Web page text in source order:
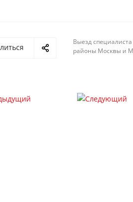
Выезд
районы Москвы и